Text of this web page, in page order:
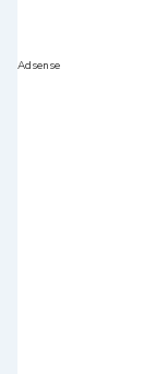
Adsense